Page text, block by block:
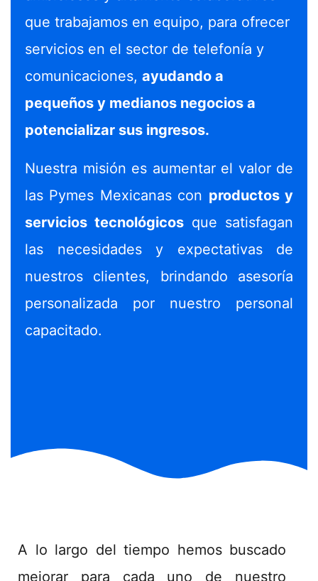
MOTOWIP-TLAX
CONTACTANOS
CONSULTAR
CUENTAS BANCARIAS
PUBLICIDAD
Buzón de Quejas y Sugerencias
que trabajamos en equipo, para ofrecer
servicios en el sector de telefonía y
comunicaciones, ayudando a
pequeños y medianos negocios a
potencializar sus ingresos.
Nuestra misión es aumentar el valor de
las Pymes Mexicanas con productos y
servicios tecnológicos que satisfagan
las necesidades y expectativas de
nuestros clientes, brindando asesoría
personalizada por nuestro personal
capacitado.
A lo largo del tiempo hemos buscado
mejorar para cada uno de nuestro